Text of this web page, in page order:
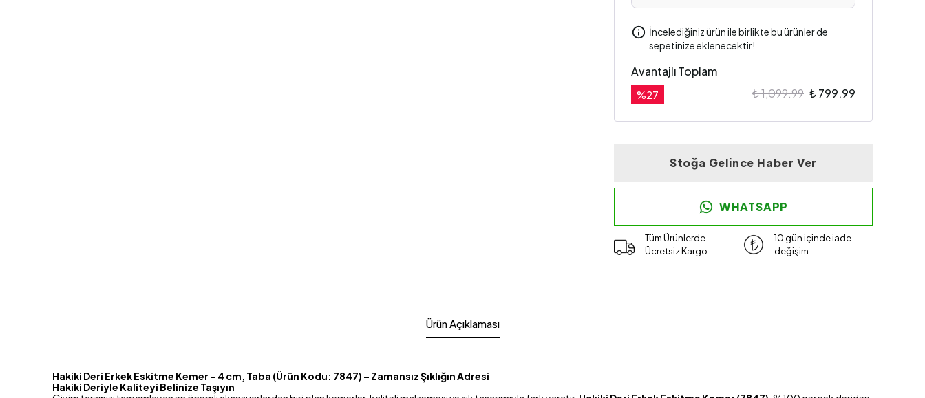
İncelediğiniz ürün ile birlikte bu ürünler de
sepetinize eklenecektir!
Avantajlı Toplam
%27 ₺ 1,099.99 ₺ 799.99
Stoğa Gelince Haber Ver
WHATSAPP
Tüm Ürünlerde
Ücretsiz Kargo
10 gün içinde iade
değişim
Ürün Açıklaması
Hakiki Deri Erkek Eskitme Kemer – 4 cm, Taba (Ürün Kodu: 7847) – Zamansız Şıklığın Adresi
Hakiki Deriyle Kaliteyi Belinize Taşıyın